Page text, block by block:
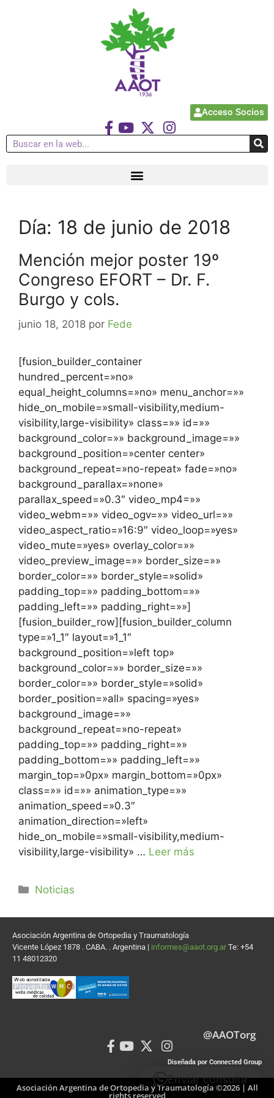
Acceso Socios
Día: 18 de junio de 2018
Mención mejor poster 19º
Congreso EFORT – Dr. F.
Burgo y cols.
junio 18, 2018 por Fede
[fusion_builder_container
hundred_percent=»no»
equal_height_columns=»no» menu_anchor=»»
hide_on_mobile=»small-visibility,medium-
visibility,large-visibility» class=»» id=»»
background_color=»» background_image=»»
background_position=»center center»
background_repeat=»no-repeat» fade=»no»
background_parallax=»none»
parallax_speed=»0.3″ video_mp4=»»
video_webm=»» video_ogv=»» video_url=»»
video_aspect_ratio=»16:9″ video_loop=»yes»
video_mute=»yes» overlay_color=»»
video_preview_image=»» border_size=»»
border_color=»» border_style=»solid»
padding_top=»» padding_bottom=»»
padding_left=»» padding_right=»»]
[fusion_builder_row][fusion_builder_column
type=»1_1″ layout=»1_1″
background_position=»left top»
background_color=»» border_size=»»
border_color=»» border_style=»solid»
border_position=»all» spacing=»yes»
background_image=»»
background_repeat=»no-repeat»
padding_top=»» padding_right=»»
padding_bottom=»» padding_left=»»
margin_top=»0px» margin_bottom=»0px»
class=»» id=»» animation_type=»»
animation_speed=»0.3″
animation_direction=»left»
hide_on_mobile=»small-visibility,medium-
visibility,large-visibility» … Leer más
Noticias
Asociación Argentina de Ortopedia y Traumatología
Vicente López 1878 . CABA. . Argentina | informes@aaot.org.ar Te: +54
11 48012320
@AAOTorg
Diseñada por Connected Group
Asociación Argentina de Ortopedia y Traumatología ©2026 | All
rights reserved
Enviar consulta